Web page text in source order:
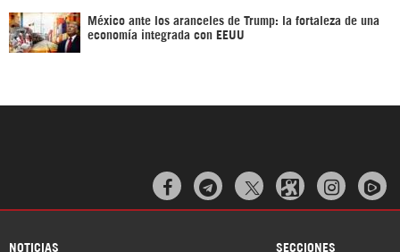
México ante los aranceles de Trump: la fortaleza de una
economía integrada con EEUU
  
NOTICIAS SECCIONES